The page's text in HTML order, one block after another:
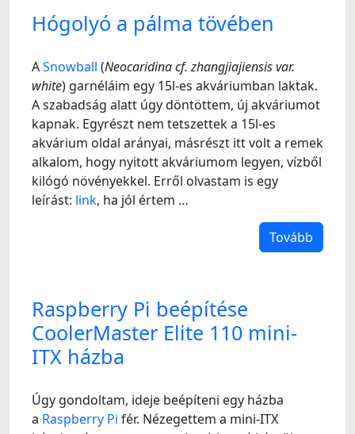
Hógolyó a pálma tövében
ASnowball (Neocaridina cf. zhangjiajiensis var.
white) garnéláim egy 15l-es akváriumban laktak.
A szabadság alatt úgy döntöttem, új akváriumot
kapnak. Egyrészt nem tetszettek a 15l-es
akvárium oldal arányai, másrészt itt volt a remek
alkalom, hogy nyitott akváriumom legyen, vízből
kilógó növényekkel. Erről olvastam is egy
leírást: link, ha jól értem …
Tovább
Raspberry Pi beépítése
CoolerMaster Elite 110 mini-
ITX házba
Úgy gondoltam, ideje beépíteni egy házba
a Raspberry Pi fér. Nézegettem a mini-ITX